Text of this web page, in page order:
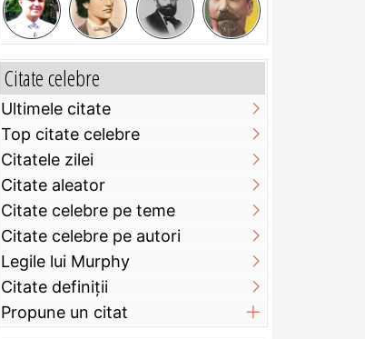
Citate celebre
Ultimele citate
Top citate celebre
Citatele zilei
Citate aleator
Citate celebre pe teme
Citate celebre pe autori
Legile lui Murphy
Citate definiţii
Propune un citat